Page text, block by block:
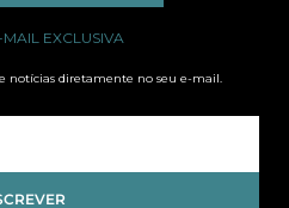
EXCLUSIVA
notícias diretamente no seu e-mail.